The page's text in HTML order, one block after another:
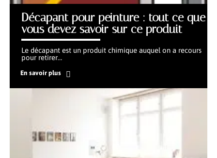
Décapant pour peinture : tout ce que
vous devez savoir sur ce produit
Le décapant est un produit chimique auquel on a recours
pour retirer…
En savoir plus